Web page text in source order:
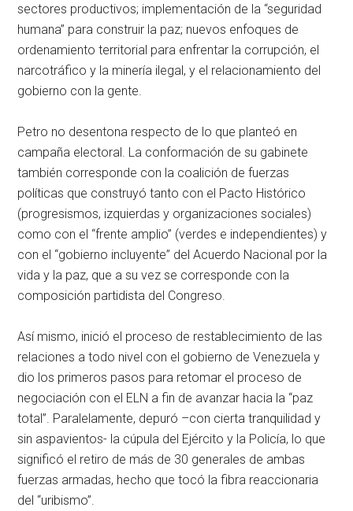
sectores productivos; implementación de la “seguridad
humana” para construir la paz; nuevos enfoques de
ordenamiento territorial para enfrentar la corrupción, el
narcotráfico y la minería ilegal, y el relacionamiento del
gobierno con la gente.
Petro no desentona respecto de lo que planteó en
campaña electoral. La conformación de su gabinete
también corresponde con la coalición de fuerzas
políticas que construyó tanto con el Pacto Histórico
(progresismos, izquierdas y organizaciones sociales)
como con el “frente amplio” (verdes e independientes) y
con el “gobierno incluyente” del Acuerdo Nacional por la
vida y la paz, que a su vez se corresponde con la
composición partidista del Congreso.
Así mismo, inició el proceso de restablecimiento de las
relaciones a todo nivel con el gobierno de Venezuela y
dio los primeros pasos para retomar el proceso de
negociación con el ELN a fin de avanzar hacia la “paz
total”. Paralelamente, depuró –con cierta tranquilidad y
sin aspavientos- la cúpula del Ejército y la Policía, lo que
significó el retiro de más de 30 generales de ambas
fuerzas armadas, hecho que tocó la fibra reaccionaria
del “uribismo”.